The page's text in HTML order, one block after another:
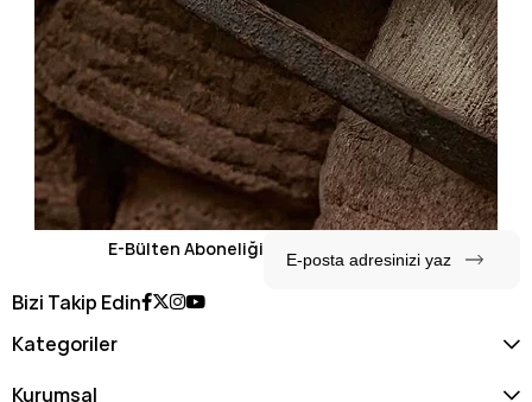
E-Bülten Aboneliği
Bizi Takip Edin
Kategoriler
Kurumsal